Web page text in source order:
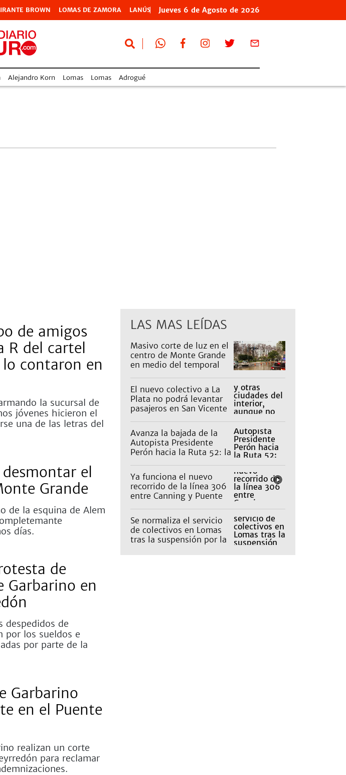
BROWN LOMAS DE ZAMORA LANÚS Jueves 6 de Agosto de 2026
Alejandro Korn Lomas Lomas Adrogué
de amigos
R del cartel
contaron en
la sucursal de
jóvenes hicieron el
una de las letras del
el
Grande
de la esquina de Alem
días.
de
Garbarino en
despedidos de
por los sueldos e
por parte de la
Garbarino
en el Puente
realizan un corte
para reclamar
LAS MAS LEÍDAS
Masivo corte de luz en el
centro de Monte Grande
en medio del temporal
El nuevo colectivo a La
Plata no podrá levantar
pasajeros en San Vicente
Avanza la bajada de la
Autopista Presidente
Perón hacia la Ruta 52: la
Ya funciona el nuevo
recorrido de la línea 306
entre Canning y Puente
Se normaliza el servicio
de colectivos en Lomas
tras la suspensión por la